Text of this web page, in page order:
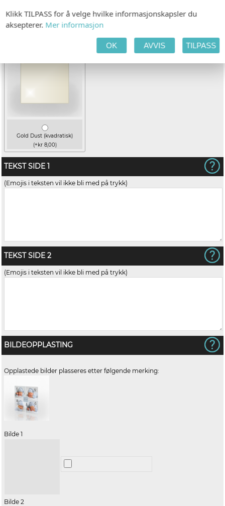
Kvistpapir (kvadratisk)
Gold Dust (kvadratisk)
(+kr 8,00)
TEKST SIDE 1
(Emojis i teksten vil ikke bli med på trykk)
TEKST SIDE 2
(Emojis i teksten vil ikke bli med på trykk)
BILDEOPPLASTING
Opplastede bilder plasseres etter følgende merking:
Bilde 1
Bilde 2
Klikk TILPASS for å velge hvilke informasjonskapsler du
aksepterer. Mer informasjon
OK AVVIS TILPASS